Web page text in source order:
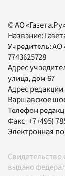
© АО
Название:
Учредитель:АО
7743625728
Адрес
улица, дом 67
Адрес
Варшавское
Телефон
Факс:+7 (495)
Электронная
выдано